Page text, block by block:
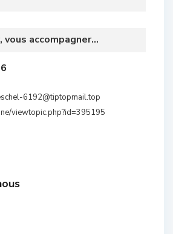
accompagner...
6192@tiptopmail.top
viewtopic.php?id=395195